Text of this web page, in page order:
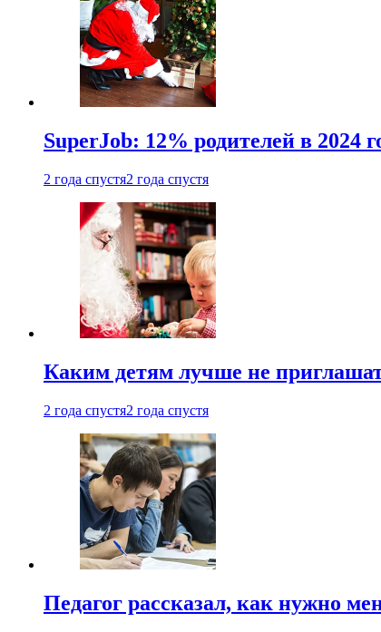
SuperJob: 12% родителей в 2024
2 года спустя2 года спустя
Каким детям лучше не
2 года спустя2 года спустя
Педагог рассказал, как нужно